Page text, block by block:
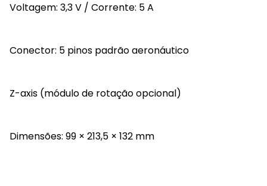
Voltagem: 3,3 V / Corrente: 5 A
Conector: 5 pinos padrão aeronáutico
Z-axis (módulo de rotação opcional)
Dimensões: 99 × 213,5 × 132 mm